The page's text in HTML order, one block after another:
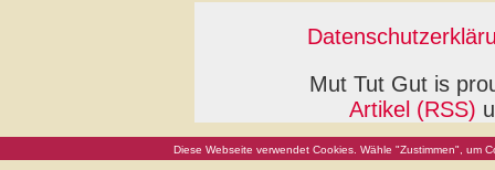
Mut Tut Gut is
Artikel (RSS)
Diese Webseite verwendet Cookies. Wähle "Zustimmen", um